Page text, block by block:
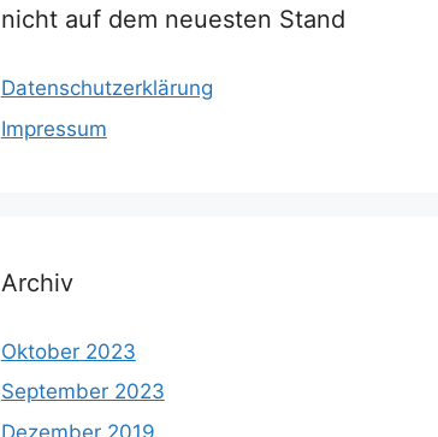
nicht auf dem neuesten Stand
Datenschutzerklärung
Impressum
Archiv
Oktober 2023
September 2023
Dezember 2019